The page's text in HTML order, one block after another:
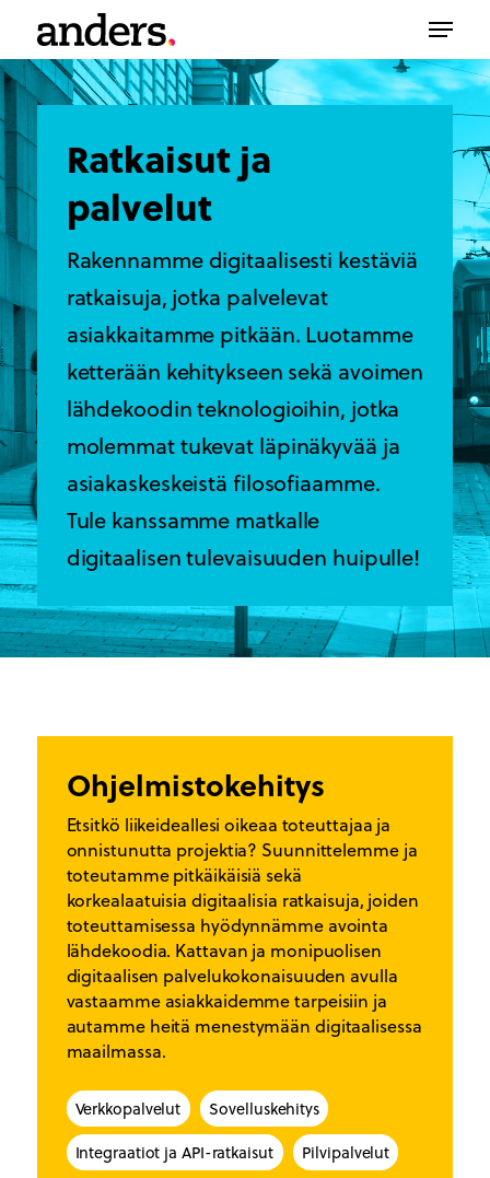
main
content
Menu
Ratkaisut ja
palvelut
Rakennamme digitaalisesti kestäviä
ratkaisuja, jotka palvelevat
asiakkaitamme pitkään. Luotamme
ketterään kehitykseen sekä avoimen
lähdekoodin teknologioihin, jotka
molemmat tukevat läpinäkyvää ja
asiakaskeskeistä filosofiaamme.
Tule kanssamme matkalle
digitaalisen tulevaisuuden huipulle!
Ohjelmistokehitys
Etsitkö liikeideallesi oikeaa toteuttajaa ja
onnistunutta projektia? Suunnittelemme ja
toteutamme pitkäikäisiä sekä
korkealaatuisia digitaalisia ratkaisuja, joiden
toteuttamisessa hyödynnämme avointa
lähdekoodia. Kattavan ja monipuolisen
digitaalisen palvelukokonaisuuden avulla
vastaamme asiakkaidemme tarpeisiin ja
autamme heitä menestymään digitaalisessa
maailmassa.
Verkkopalvelut
Sovelluskehitys
Integraatiot ja API-ratkaisut
Pilvipalvelut